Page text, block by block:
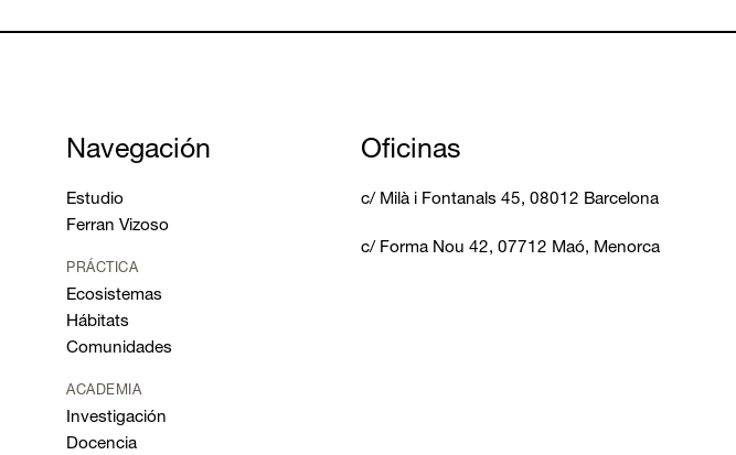
Navegación
Estudio
Ferran Vizoso
PRÁCTICA
Ecosistemas
Hábitats
Comunidades
ACADEMIA
Investigación
Docencia
Oficinas
c/ Milà i Fontanals 45, 08012 Barcelona
c/ Forma Nou 42, 07712 Maó, Menorca